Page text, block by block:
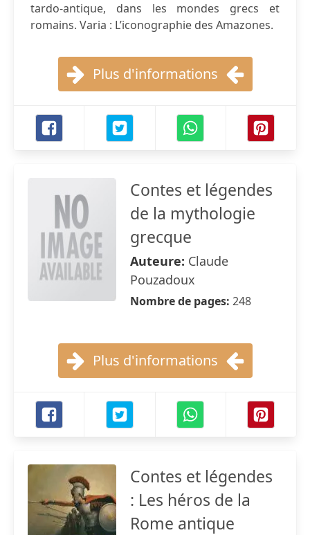
tardo-antique, dans les mondes grecs et
romains. Varia : L’iconographie des Amazones.
Plus d'informations
Contes et légendes
de la mythologie
grecque
Auteure: Claude
Pouzadoux
Nombre de pages: 248
Plus d'informations
Contes et légendes
: Les héros de la
Rome antique